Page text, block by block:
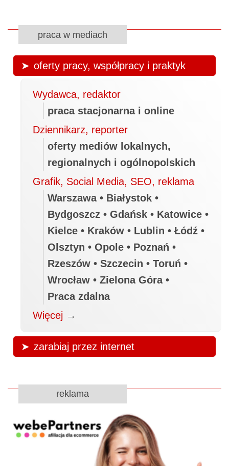
praca w mediach
oferty pracy, współpracy i praktyk
Wydawca, redaktor
praca stacjonarna i online
Dziennikarz, reporter
oferty mediów lokalnych,
regionalnych i ogólnopolskich
Grafik, Social Media, SEO, reklama
Warszawa • Białystok •
Bydgoszcz • Gdańsk • Katowice •
Kielce • Kraków • Lublin • Łódź •
Olsztyn • Opole • Poznań •
Rzeszów • Szczecin • Toruń •
Wrocław • Zielona Góra •
Praca zdalna
Więcej →
zarabiaj przez internet
reklama